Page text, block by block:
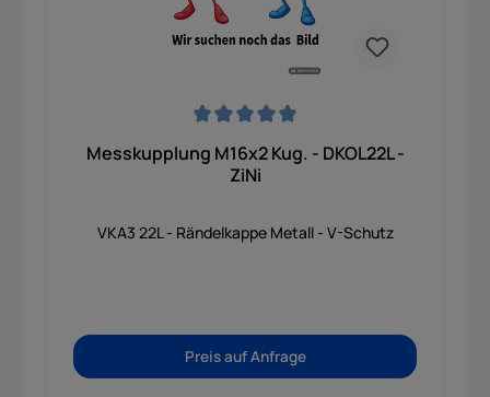
Messkupplung M16x2 Kug. - DKOL22L -
ZiNi
VKA3 22L - Rändelkappe Metall - V-Schutz
Preis auf Anfrage